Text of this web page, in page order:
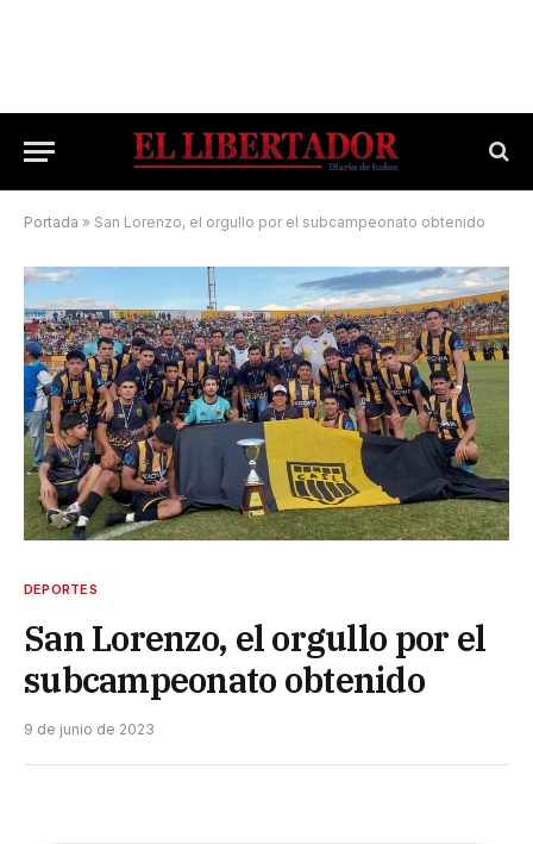
Portada » San Lorenzo, el orgullo por el subcampeonato obtenido
DEPORTES
San Lorenzo, el orgullo por el
subcampeonato obtenido
9 de junio de 2023